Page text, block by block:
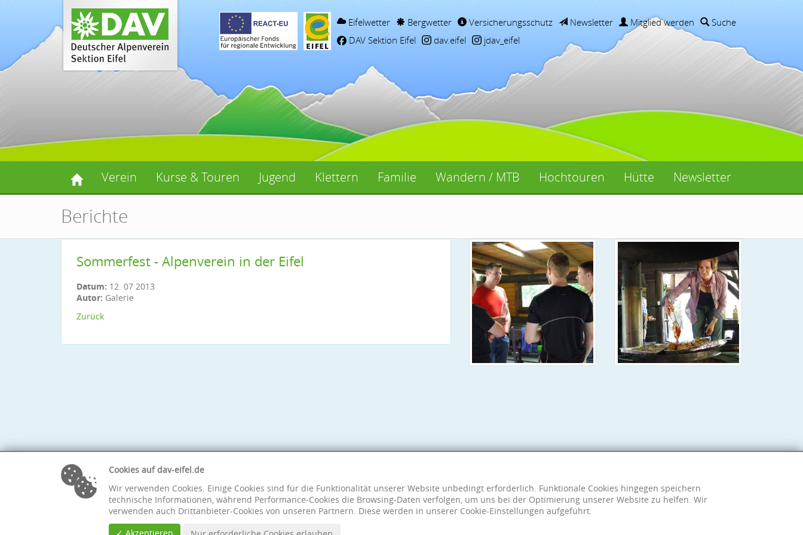
Eifelwetter Bergwetter Versicherungsschutz Newsletter Mitglied werden
Suche
DAV Sektion Eifel
dav.eifel jdav_eifel
Verein Kurse & Touren Jugend Klettern Familie Wandern / MTB Hochtouren Hütte Newsletter
Berichte
Sommerfest - Alpenverein in der Eifel
Datum: 12. 07 2013
Autor: Galerie
Zurück
Cookies auf dav-eifel.de
Wir verwenden Cookies. Einige Cookies sind für die Funktionalität unserer Website unbedingt erforderlich. Funktionale Cookies hingegen speichern
technische Informationen, während Performance-Cookies die Browsing-Daten verfolgen, um uns bei der Optimierung unserer Website zu helfen. Wir
verwenden auch Drittanbieter-Cookies von unseren Partnern. Diese werden in unserer Cookie-Einstellungen aufgeführt.